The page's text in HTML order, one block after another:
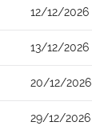
12/12/2026
13/12/2026
20/12/2026
29/12/2026